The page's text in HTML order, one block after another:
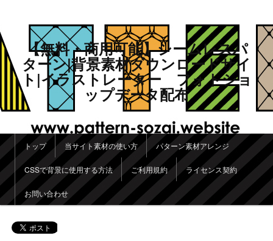
【無料・商用可能】シームレスパ
ターン|背景素材ダウンロードサイ
ト|イラストレーター フォトショ
ップデータ配布
メインメニュー
メインコンテンツへ移動
サブコンテンツへ移動
トップ 当サイト素材の使い方 パターン素材アレンジ
CSSで背景に使用する方法 ご利用規約 ライセンス契約
お問い合わせ